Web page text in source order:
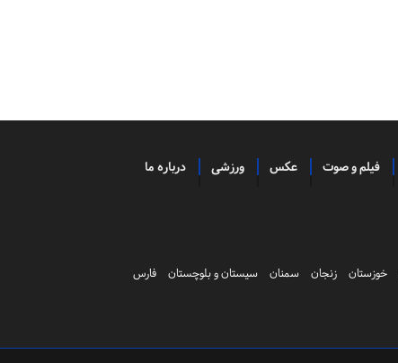
فیلم و صوت عکس ورزشی درباره ما
خوزستان زنجان سمنان سیستان و بلوچستان
فارس